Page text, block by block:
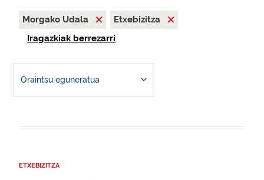
Morgako Udala
Etxebizitza
Iragazkiak berrezarri
Oraintsu eguneratua
ETXEBIZITZA